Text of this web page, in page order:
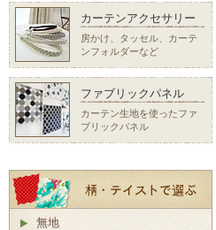
カーテンアクセサリー
房かけ、タッセル、カーテ
ンフォルダーなど
ファブリックパネル
カーテン生地を使ったファ
ブリックパネル
無地